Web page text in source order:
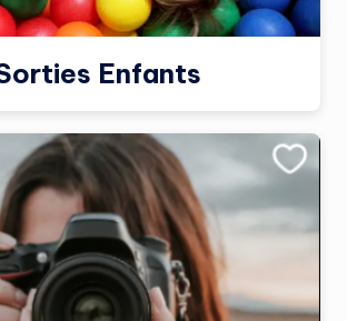
Enfants